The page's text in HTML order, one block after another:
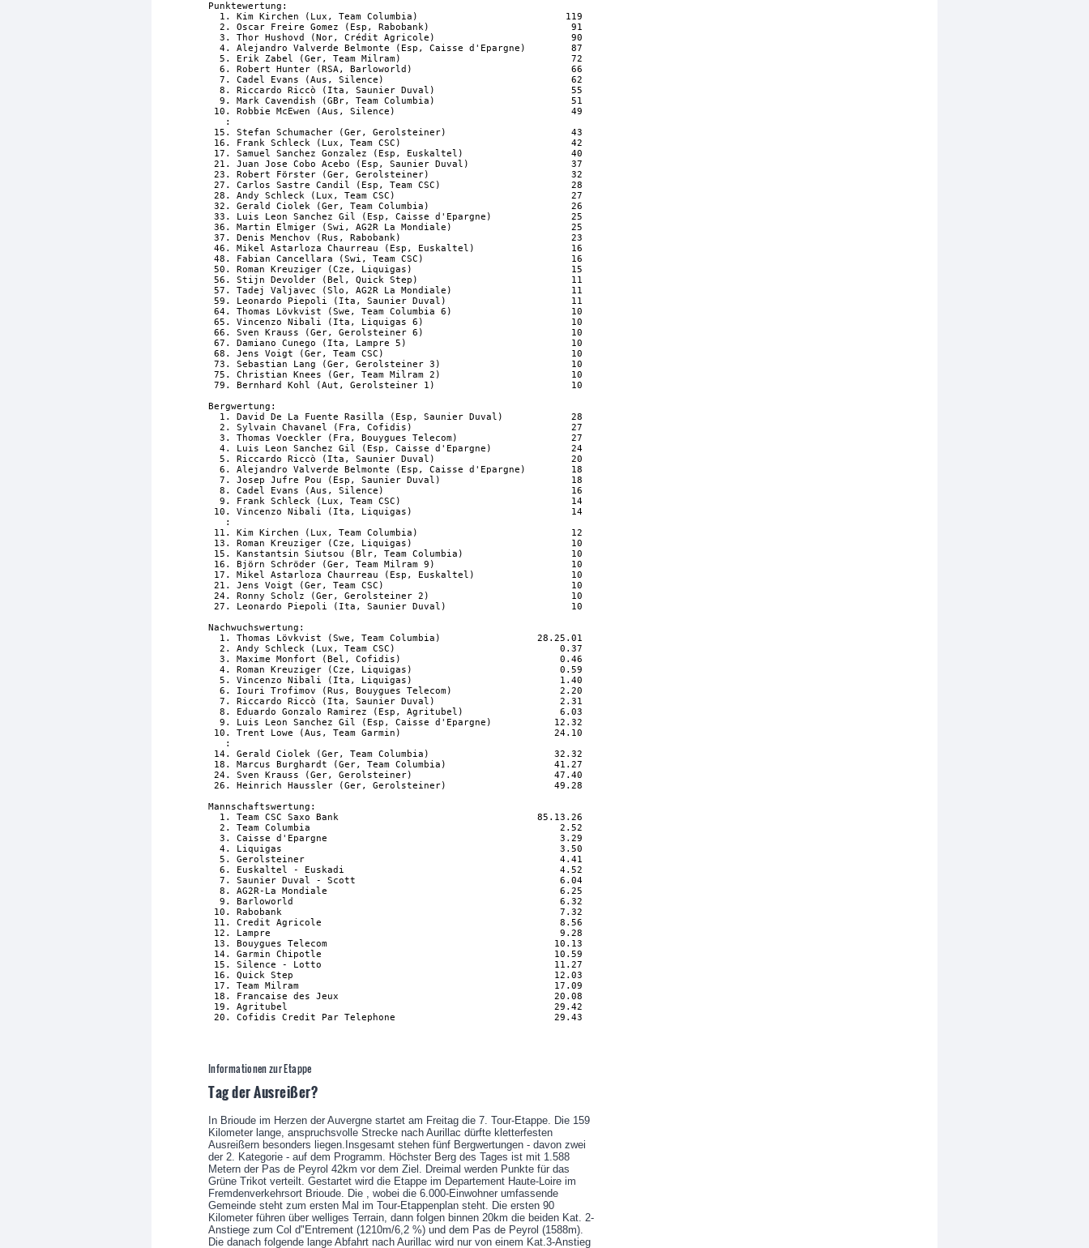
Punktewertung:
  1. Kim Kirchen (Lux, Team Columbia)                          119
  2. Oscar Freire Gomez (Esp, Rabobank)                         91
  3. Thor Hushovd (Nor, Crédit Agricole)                        90
  4. Alejandro Valverde Belmonte (Esp, Caisse d'Epargne)        87
  5. Erik Zabel (Ger, Team Milram)                              72
  6. Robert Hunter (RSA, Barloworld)                            66
  7. Cadel Evans (Aus, Silence)                                 62
  8. Riccardo Riccò (Ita, Saunier Duval)                        55
  9. Mark Cavendish (GBr, Team Columbia)                        51
10. Robbie McEwen (Aus, Silence)                               49
   :
15. Stefan Schumacher (Ger, Gerolsteiner)                      43
16. Frank Schleck (Lux, Team CSC)                              42
17. Samuel Sanchez Gonzalez (Esp, Euskaltel)                   40
21. Juan Jose Cobo Acebo (Esp, Saunier Duval)                  37
23. Robert Förster (Ger, Gerolsteiner)                         32
27. Carlos Sastre Candil (Esp, Team CSC)                       28
28. Andy Schleck (Lux, Team CSC)                               27
32. Gerald Ciolek (Ger, Team Columbia)                         26
33. Luis Leon Sanchez Gil (Esp, Caisse d'Epargne)              25
36. Martin Elmiger (Swi, AG2R La Mondiale)                     25
37. Denis Menchov (Rus, Rabobank)                              23
46. Mikel Astarloza Chaurreau (Esp, Euskaltel)                 16
48. Fabian Cancellara (Swi, Team CSC)                          16
50. Roman Kreuziger (Cze, Liquigas)                            15
56. Stijn Devolder (Bel, Quick Step)                           11
57. Tadej Valjavec (Slo, AG2R La Mondiale)                     11
59. Leonardo Piepoli (Ita, Saunier Duval)                      11
64. Thomas Lövkvist (Swe, Team Columbia 6)                     10
65. Vincenzo Nibali (Ita, Liquigas 6)                          10
66. Sven Krauss (Ger, Gerolsteiner 6)                          10
67. Damiano Cunego (Ita, Lampre 5)                             10
68. Jens Voigt (Ger, Team CSC)                                 10
73. Sebastian Lang (Ger, Gerolsteiner 3)                       10
75. Christian Knees (Ger, Team Milram 2)                       10
79. Bernhard Kohl (Aut, Gerolsteiner 1)                        10
Bergwertung:
  1. David De La Fuente Rasilla (Esp, Saunier Duval)            28
  2. Sylvain Chavanel (Fra, Cofidis)                            27
  3. Thomas Voeckler (Fra, Bouygues Telecom)                    27
  4. Luis Leon Sanchez Gil (Esp, Caisse d'Epargne)              24
  5. Riccardo Riccò (Ita, Saunier Duval)                        20
  6. Alejandro Valverde Belmonte (Esp, Caisse d'Epargne)        18
  7. Josep Jufre Pou (Esp, Saunier Duval)                       18
  8. Cadel Evans (Aus, Silence)                                 16
  9. Frank Schleck (Lux, Team CSC)                              14
10. Vincenzo Nibali (Ita, Liquigas)                            14
   :
11. Kim Kirchen (Lux, Team Columbia)                           12
13. Roman Kreuziger (Cze, Liquigas)                            10
15. Kanstantsin Siutsou (Blr, Team Columbia)                   10
16. Björn Schröder (Ger, Team Milram 9)                        10
17. Mikel Astarloza Chaurreau (Esp, Euskaltel)                 10
21. Jens Voigt (Ger, Team CSC)                                 10
24. Ronny Scholz (Ger, Gerolsteiner 2)                         10
27. Leonardo Piepoli (Ita, Saunier Duval)                      10
Nachwuchswertung:
  1. Thomas Lövkvist (Swe, Team Columbia)                 28.25.01
  2. Andy Schleck (Lux, Team CSC)                             0.37
  3. Maxime Monfort (Bel, Cofidis)                            0.46
  4. Roman Kreuziger (Cze, Liquigas)                          0.59
  5. Vincenzo Nibali (Ita, Liquigas)                          1.40
  6. Iouri Trofimov (Rus, Bouygues Telecom)                   2.20
  7. Riccardo Riccò (Ita, Saunier Duval)                      2.31
  8. Eduardo Gonzalo Ramirez (Esp, Agritubel)                 6.03
  9. Luis Leon Sanchez Gil (Esp, Caisse d'Epargne)           12.32
10. Trent Lowe (Aus, Team Garmin)                           24.10
   :
14. Gerald Ciolek (Ger, Team Columbia)                      32.32
18. Marcus Burghardt (Ger, Team Columbia)                   41.27
24. Sven Krauss (Ger, Gerolsteiner)                         47.40
26. Heinrich Haussler (Ger, Gerolsteiner)                   49.28
Mannschaftswertung:
  1. Team CSC Saxo Bank                                   85.13.26
  2. Team Columbia                                            2.52
  3. Caisse d'Epargne                                         3.29
  4. Liquigas                                                 3.50
  5. Gerolsteiner                                             4.41
  6. Euskaltel - Euskadi                                      4.52
  7. Saunier Duval - Scott                                    6.04
  8. AG2R-La Mondiale                                         6.25
  9. Barloworld                                               6.32
10. Rabobank                                                 7.32
11. Credit Agricole                                          8.56
12. Lampre                                                   9.28
13. Bouygues Telecom                                        10.13
14. Garmin Chipotle                                         10.59
15. Silence - Lotto                                         11.27
16. Quick Step                                              12.03
17. Team Milram                                             17.09
18. Francaise des Jeux                                      20.08
19. Agritubel                                               29.42
20. Cofidis Credit Par Telephone                            29.43
Informationen zur Etappe
Tag der Ausreißer?
In Brioude im Herzen der Auvergne startet am Freitag die 7. Tour-Etappe. Die 159
Kilometer lange, anspruchsvolle Strecke nach Aurillac dürfte kletterfesten
Ausreißern besonders liegen.Insgesamt stehen fünf Bergwertungen - davon zwei
der 2. Kategorie - auf dem Programm. Höchster Berg des Tages ist mit 1.588
Metern der Pas de Peyrol 42km vor dem Ziel. Dreimal werden Punkte für das
Grüne Trikot verteilt. Gestartet wird die Etappe im Departement Haute-Loire im
Fremdenverkehrsort Brioude. Die , wobei die 6.000-Einwohner umfassende
Gemeinde steht zum ersten Mal im Tour-Etappenplan steht. Die ersten 90
Kilometer führen über welliges Terrain, dann folgen binnen 20km die beiden Kat. 2-
Anstiege zum Col d"Entrement (1210m/6,2 %) und dem Pas de Peyrol (1588m).
Die danach folgende lange Abfahrt nach Aurillac wird nur von einem Kat.3-Anstieg